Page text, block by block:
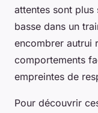
attentes sont
basse dans un
encombrer autrui
comportements
empreintes de
Pour découvrir